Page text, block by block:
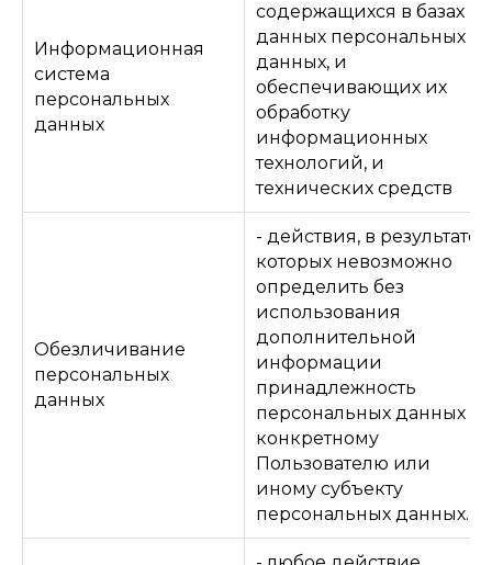
Информационная
система
персональных
данных
содержащихся в базах
данных персональных
данных, и
обеспечивающих их
обработку
информационных
технологий, и
технических средств
Обезличивание
персональных
данных
- действия, в результате
которых невозможно
определить без
использования
дополнительной
информации
принадлежность
персональных данных
конкретному
Пользователю или
иному субъекту
персональных данных.